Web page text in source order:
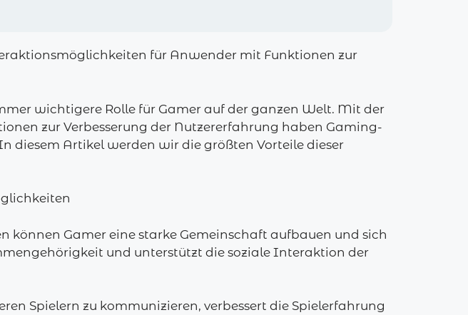
für Anwender mit Funktionen zur
wichtigere Rolle für Gamer auf der ganzen Welt. Mit der
zur Verbesserung der Nutzererfahrung haben Gaming-
diesem Artikel werden wir die größten Vorteile dieser
können Gamer eine starke Gemeinschaft aufbauen und sich
und unterstützt die soziale Interaktion der
Spielern zu kommunizieren, verbessert die Spielerfahrung